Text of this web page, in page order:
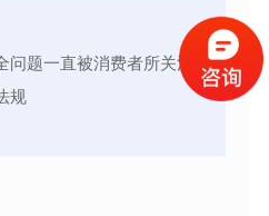
问题一直被消费者所关注，各个国
规